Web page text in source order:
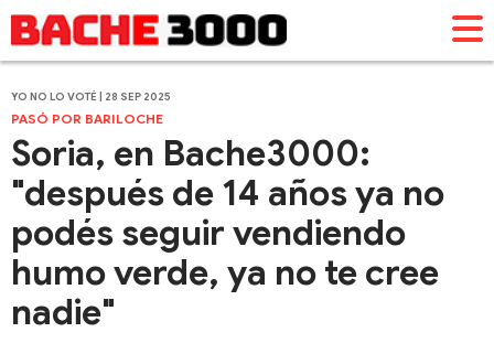
YO NO LO VOTÉ | 28 SEP 2025
PASÓ POR BARILOCHE
Soria, en Bache3000:
"después de 14 años ya no
podés seguir vendiendo
humo verde, ya no te cree
nadie"